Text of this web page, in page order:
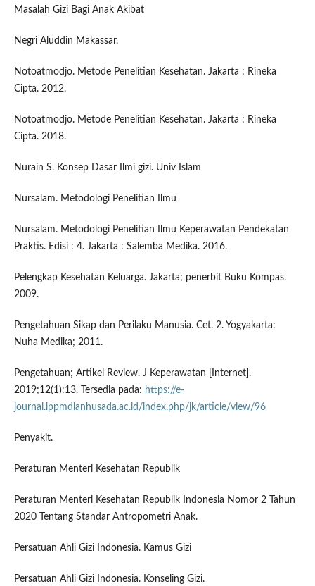
Masalah Gizi Bagi Anak Akibat
Negri Aluddin Makassar.
Notoatmodjo. Metode Penelitian Kesehatan. Jakarta : Rineka
Cipta. 2012.
Notoatmodjo. Metode Penelitian Kesehatan. Jakarta : Rineka
Cipta. 2018.
Nurain S. Konsep Dasar Ilmi gizi. Univ Islam
Nursalam. Metodologi Penelitian Ilmu
Nursalam. Metodologi Penelitian Ilmu Keperawatan Pendekatan
Praktis. Edisi : 4. Jakarta : Salemba Medika. 2016.
Pelengkap Kesehatan Keluarga. Jakarta; penerbit Buku Kompas.
2009.
Pengetahuan Sikap dan Perilaku Manusia. Cet. 2. Yogyakarta:
Nuha Medika; 2011.
Pengetahuan; Artikel Review. J Keperawatan [Internet].
2019;12(1):13. Tersedia pada: https://e-
journal.lppmdianhusada.ac.id/index.php/jk/article/view/96
Penyakit.
Peraturan Menteri Kesehatan Republik
Peraturan Menteri Kesehatan Republik Indonesia Nomor 2 Tahun
2020 Tentang Standar Antropometri Anak.
Persatuan Ahli Gizi Indonesia. Kamus Gizi
Persatuan Ahli Gizi Indonesia. Konseling Gizi.